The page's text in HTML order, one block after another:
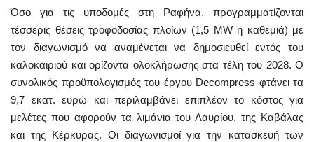
Όσο για τις υποδομές στη Ραφήνα, προγραμματίζονται
τέσσερις θέσεις τροφοδοσίας πλοίων (1,5 MW η καθεμιά) με
τον διαγωνισμό να αναμένεται να δημοσιευθεί εντός του
καλοκαιριού και ορίζοντα ολοκλήρωσης στα τέλη του 2028. Ο
συνολικός προϋπολογισμός του έργου Decompress φτάνει τα
9,7 εκατ. ευρώ και περιλαμβάνει επιπλέον το κόστος για
μελέτες που αφορούν τα λιμάνια του Λαυρίου, της Καβάλας
και της Κέρκυρας. Οι διαγωνισμοί για την κατασκευή των